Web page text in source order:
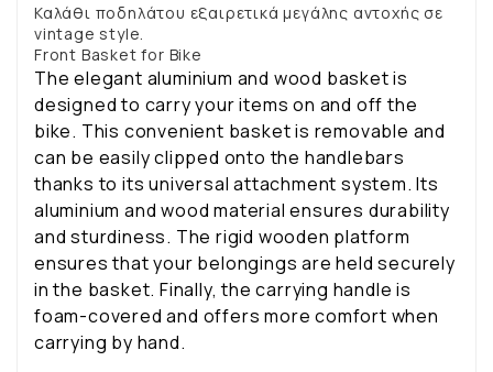
Καλάθι ποδηλάτου εξαιρετικά μεγάλης αντοχής σε
vintage style.
Front Basket for Bike
The elegant aluminium and wood basket is
designed to carry your items on and off the
bike. This convenient basket is removable and
can be easily clipped onto the handlebars
thanks to its universal attachment system. Its
aluminium and wood material ensures durability
and sturdiness. The rigid wooden platform
ensures that your belongings are held securely
in the basket. Finally, the carrying handle is
foam-covered and offers more comfort when
carrying by hand.